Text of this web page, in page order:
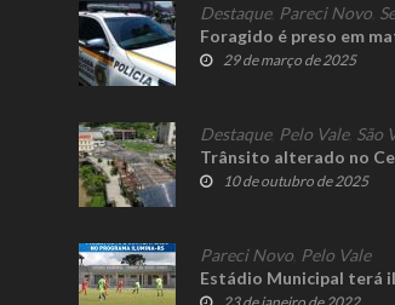
Destaque, Pareci Novo
Foragido é preso em
29 de março de 2025
Destaque, Pelo Vale, São
Trânsito alterado no
10 de outubro de 2025
Pareci Novo Pelo Vale
Estádio Municipal terá